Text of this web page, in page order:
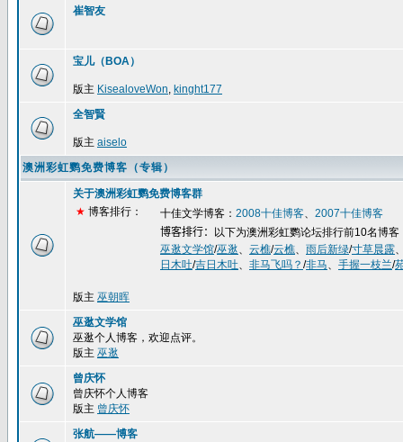
崔智友
宝儿（BOA）
版主 KisealoveWon, kinght177
全智賢
版主 aiselo
澳洲彩虹鹦免费博客（专辑）
关于澳洲彩虹鹦免费博客群
★ 博客排行： 十佳文学博客： 2008十佳博客、 2007十佳博客
博客排行：
以下为澳洲彩虹鹦论坛排行前10名博客
巫逖文学馆/巫逖、 云樵/云樵、 雨后新绿/寸草晨露
日木吐/吉日木吐、 非马飞吗？ /非马、 手握一枝兰/
版主 巫朝晖
巫逖文学馆
巫逖个人博客，欢迎点评。
版主 巫逖
曾庆怀
曾庆怀个人博客
版主 曾庆怀
张航——博客